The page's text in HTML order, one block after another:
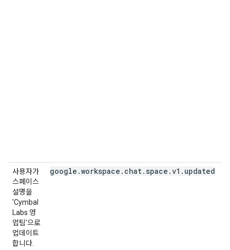
사용자가
스페이스
설명을
'Cymbal
Labs 영
업팀'으로
업데이트
합니다.
google .workspace . chat. space .v1 . updated